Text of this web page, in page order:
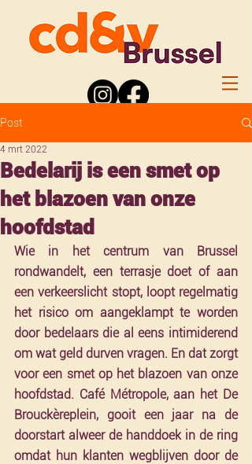
Post
Bedelarij is een smet op
het blazoen van onze
hoofdstad
4 mrt 2022
Wie in het centrum van Brussel
rondwandelt, een terrasje doet of aan
een verkeerslicht stopt, loopt regelmatig
het risico om aangeklampt te worden
door bedelaars die al eens intimiderend
om wat geld durven vragen. En dat zorgt
voor een smet op het blazoen van onze
hoofdstad. Café Métropole, aan het De
Brouckèreplein, gooit een jaar na de
doorstart alweer de handdoek in de ring
omdat hun klanten wegblijven door de